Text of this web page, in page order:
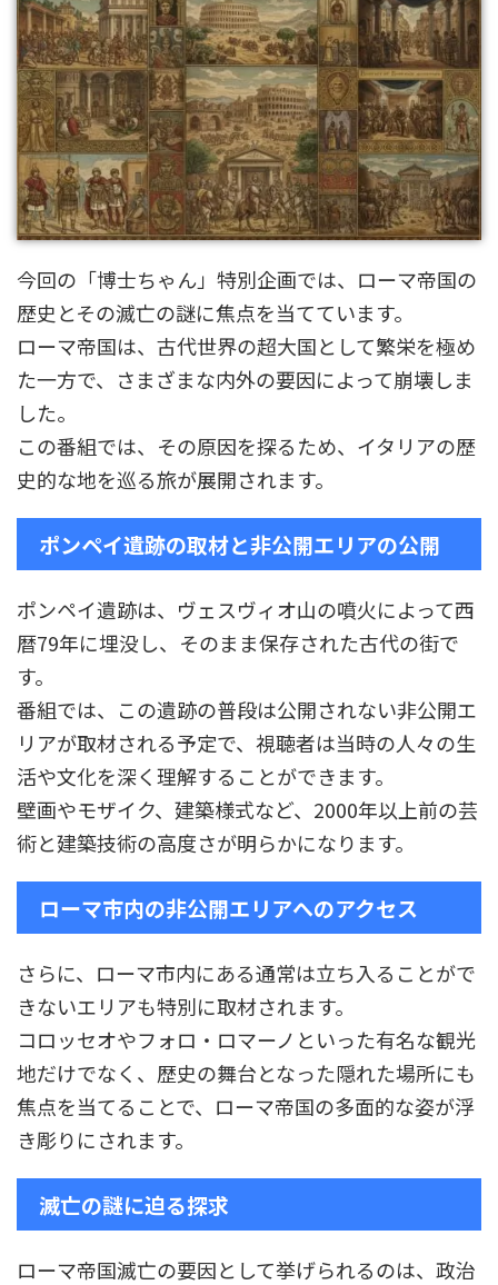
今回の「博士ちゃん」特別企画では、ローマ帝国の
歴史とその滅亡の謎に焦点を当てています。
ローマ帝国は、古代世界の超大国として繁栄を極め
た一方で、さまざまな内外の要因によって崩壊しま
した。
この番組では、その原因を探るため、イタリアの歴
史的な地を巡る旅が展開されます。
ポンペイ遺跡の取材と非公開エリアの公開
ポンペイ遺跡は、ヴェスヴィオ山の噴火によって西
暦79年に埋没し、そのまま保存された古代の街で
す。
番組では、この遺跡の普段は公開されない非公開エ
リアが取材される予定で、視聴者は当時の人々の生
活や文化を深く理解することができます。
壁画やモザイク、建築様式など、2000年以上前の芸
術と建築技術の高度さが明らかになります。
ローマ市内の非公開エリアへのアクセス
さらに、ローマ市内にある通常は立ち入ることがで
きないエリアも特別に取材されます。
コロッセオやフォロ・ロマーノといった有名な観光
地だけでなく、歴史の舞台となった隠れた場所にも
焦点を当てることで、ローマ帝国の多面的な姿が浮
き彫りにされます。
滅亡の謎に迫る探求
ローマ帝国滅亡の要因として挙げられるのは、政治